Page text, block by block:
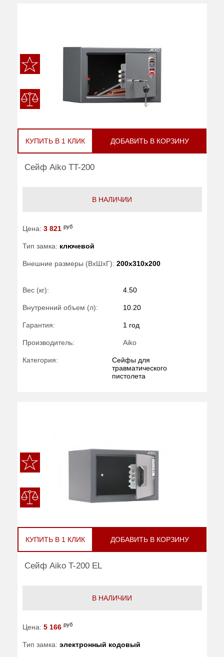
КУПИТЬ В 1 КЛИК ДОБАВИТЬ В КОРЗИНУ
Сейф Aiko TT-200
В НАЛИЧИИ
Цена: 3 821 руб
Тип замка: ключевой
Внешние размеры (ВхШхГ): 200x310x200
Вес (кг): 4.50
Внутренний объем (л): 10.20
Гарантия: 1 год
Производитель: Aiko
Категория:
Сейфы для
травматического
пистолета
КУПИТЬ В 1 КЛИК ДОБАВИТЬ В КОРЗИНУ
Сейф Aiko T-200 EL
В НАЛИЧИИ
Цена: 5 166 руб
Тип замка: электронный кодовый